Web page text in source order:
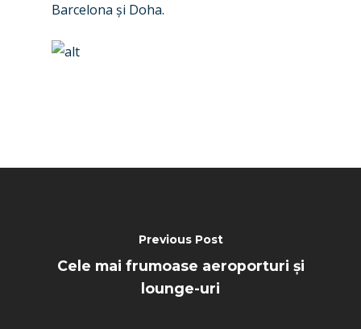
Barcelona și Doha.
Previous Post
Cele mai frumoase aeroporturi și
lounge-uri